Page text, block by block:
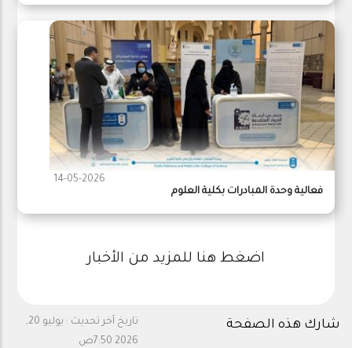
14-05-2026
فعالية وحدة المبادرات بكلية العلوم
اضغط هنا للمزيد من الأخبار
تاريخ آخر تحديث :
يوليو 20,
2026 7:50ص
شارك هذه الصفحة